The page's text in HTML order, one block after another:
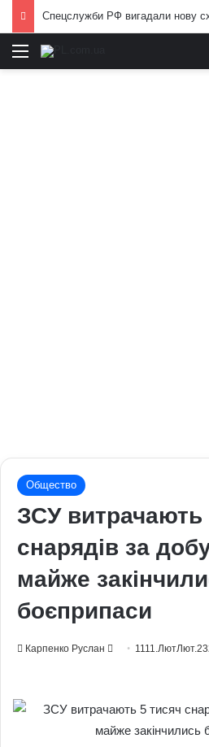
Меню
Общество
ЗСУ витрачають
снарядів за
майже
боєприпаси
Карпенко Руслан
Send